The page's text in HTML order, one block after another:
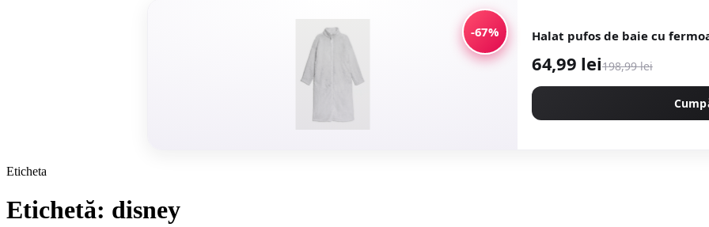
-67% Halat pufos de baie cu
64,99 lei198,99 lei
Eticheta
Etichetă: disney